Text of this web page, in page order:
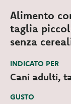
Alimento
taglia
senza
INDICATO PER
Cani adulti,
GUSTO